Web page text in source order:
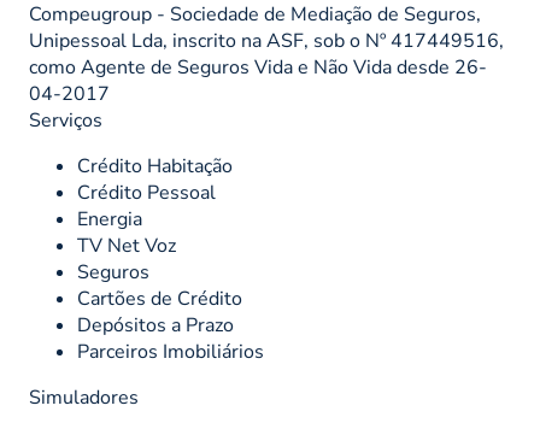
Compeugroup - Sociedade de Mediação de Seguros,
Unipessoal Lda, inscrito na ASF, sob o Nº 417449516,
como Agente de Seguros Vida e Não Vida desde 26-
04-2017
Serviços
Crédito Habitação
Crédito Pessoal
Energia
TV Net Voz
Seguros
Cartões de Crédito
Depósitos a Prazo
Parceiros Imobiliários
Simuladores